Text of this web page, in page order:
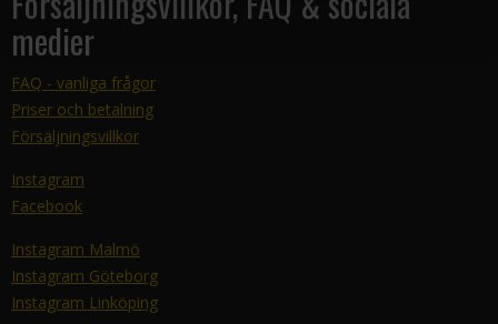
medier
FAQ - vanliga frågor
Priser och betalning
Försäljningsvillkor
Instagram
Facebook
Instagram Malmö
Instagram Göteborg
Instagram Linköping